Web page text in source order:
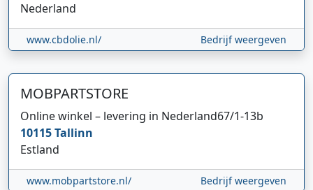
Nederland
www.cbdolie.nl/ Bedrijf weergeven
MOBPARTSTORE
Online winkel – levering in Nederland67/1-13b
10115Tallinn
Estland
www.mobpartstore.nl/ Bedrijf weergeven